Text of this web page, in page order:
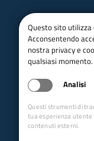
Club
Veneto
email:
Tel.:+39 353 426
pec:
Sede legale:
30121 - Venezia
Facebook|Instagram
Questo sito
Acconsentendo
nostra privacy e
qualsiasi momento.
Analisi
Questi strumenti di
tua esperienza
contenuti esterni.